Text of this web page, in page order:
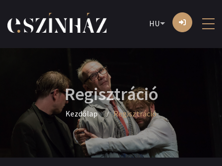
HU
Regisztráció
Kezdőlap Regisztráció